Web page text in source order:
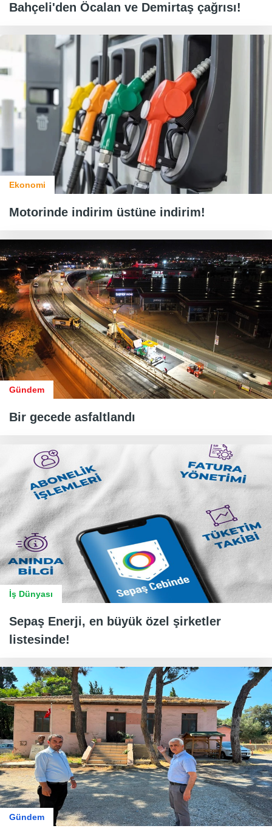
Bahçeli'den Öcalan ve Demirtaş çağrısı!
Ekonomi
Motorinde indirim üstüne indirim!
Gündem
Bir gecede asfaltlandı
İş Dünyası
Sepaş Enerji, en büyük özel şirketler
listesinde!
Gündem